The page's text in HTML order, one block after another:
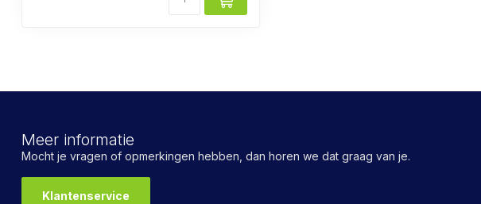
Meer informatie
Mocht je vragen of opmerkingen hebben, dan horen we dat graag van je.
Klantenservice